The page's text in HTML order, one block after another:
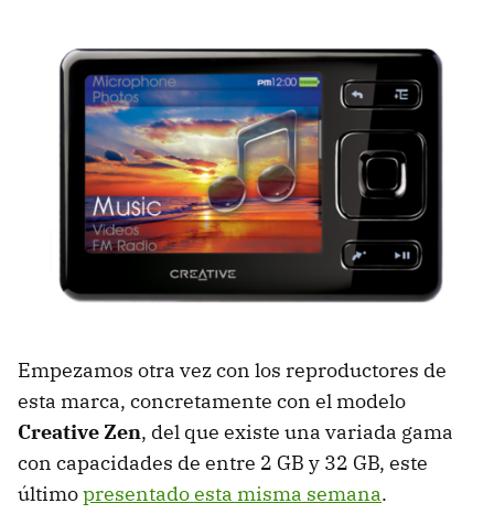
Empezamos otra vez con los reproductores de
esta marca, concretamente con el modelo
Creative Zen, del que existe una variada gama
con capacidades de entre 2 GB y 32 GB, este
últimopresentado esta misma semana.